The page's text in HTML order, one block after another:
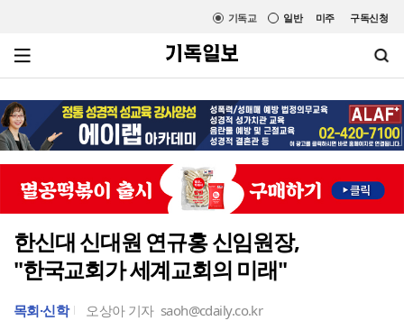
미주 구독신청
일반
기독교
한신대 신대원 연규홍 신임원장,
"한국교회가 세계교회의 미래"
목회·신학 오상아 기자 saoh@cdaily.co.kr